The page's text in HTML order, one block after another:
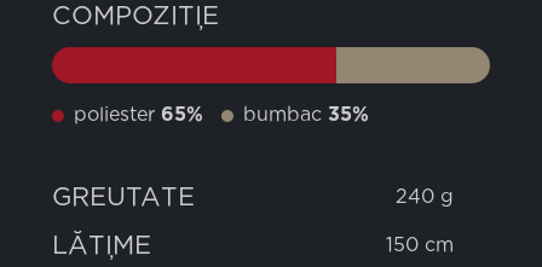
COMPOZIȚIE
poliester 65% bumbac 35%
GREUTATE 240 g
LĂȚIME 150 cm